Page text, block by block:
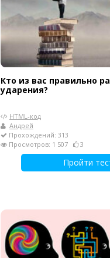
Кто из вас правильно
ударения?
HTML-код
Андрей
Прохождений: 313
Просмотров: 1 507
3
Пройти